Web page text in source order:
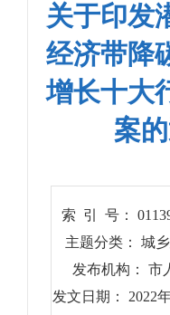
关于印发
经济带降
增长十大
案
索 引 号：
主题分类： 城
发布机构： 市
发文日期： 2022